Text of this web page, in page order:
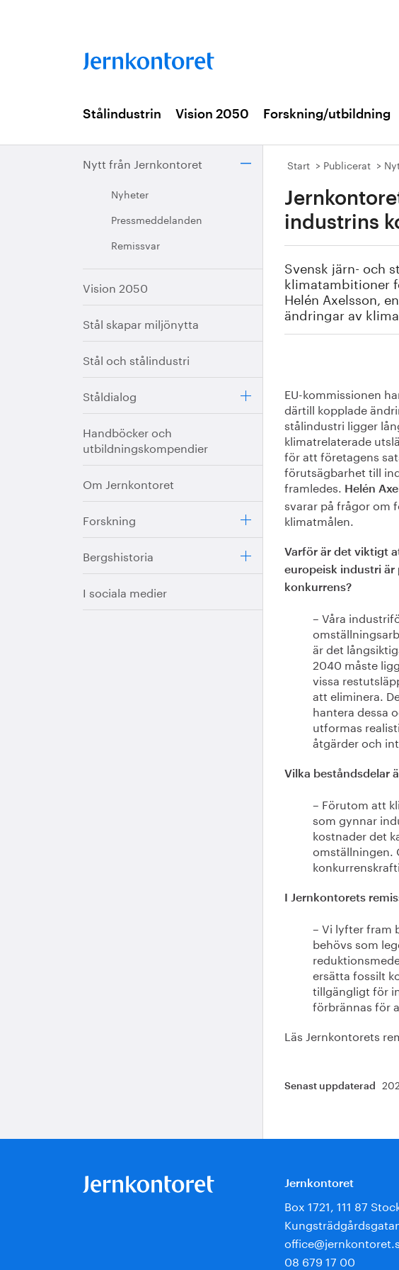
Stålindustrin Vision 2050 Forskning/utbildning
Nytt från Jernkontoret
Nyheter
Pressmeddelanden
Remissvar
Vision 2050
Stål skapar miljönytta
Stål och stålindustri
Ståldialog
Handböcker och
utbildningskompendier
Om Jernkontoret
Forskning
Bergshistoria
I sociala medier
Start Publicerat
industrins
Svensk järn- och
klimatambitioner
Helén Axelsson,
ändringar av
EU-kommissionen
därtill kopplade
stålindustri ligger
klimatrelaterade
för att företagens
förutsägbarhet till
framledes. Helén
svarar på frågor om
klimatmålen.
Varför är det viktigt
europeisk industri är
konkurrens?
– Våra
är det
2040 måste
vissa
att eliminera.
hantera dessa
utformas
åtgärder och
Vilka beståndsdelar
– Förutom att
som gynnar
kostnader det
omställningen.
I Jernkontorets
– Vi lyfter fram
behövs som
ersätta fossilt
tillgängligt för
förbrännas för
Läs Jernkontorets
Senast uppdaterad
Jernkontoret
Box 1721, 111 87
08 679 17 00